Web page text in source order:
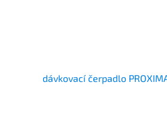
dávkovací čerpadlo